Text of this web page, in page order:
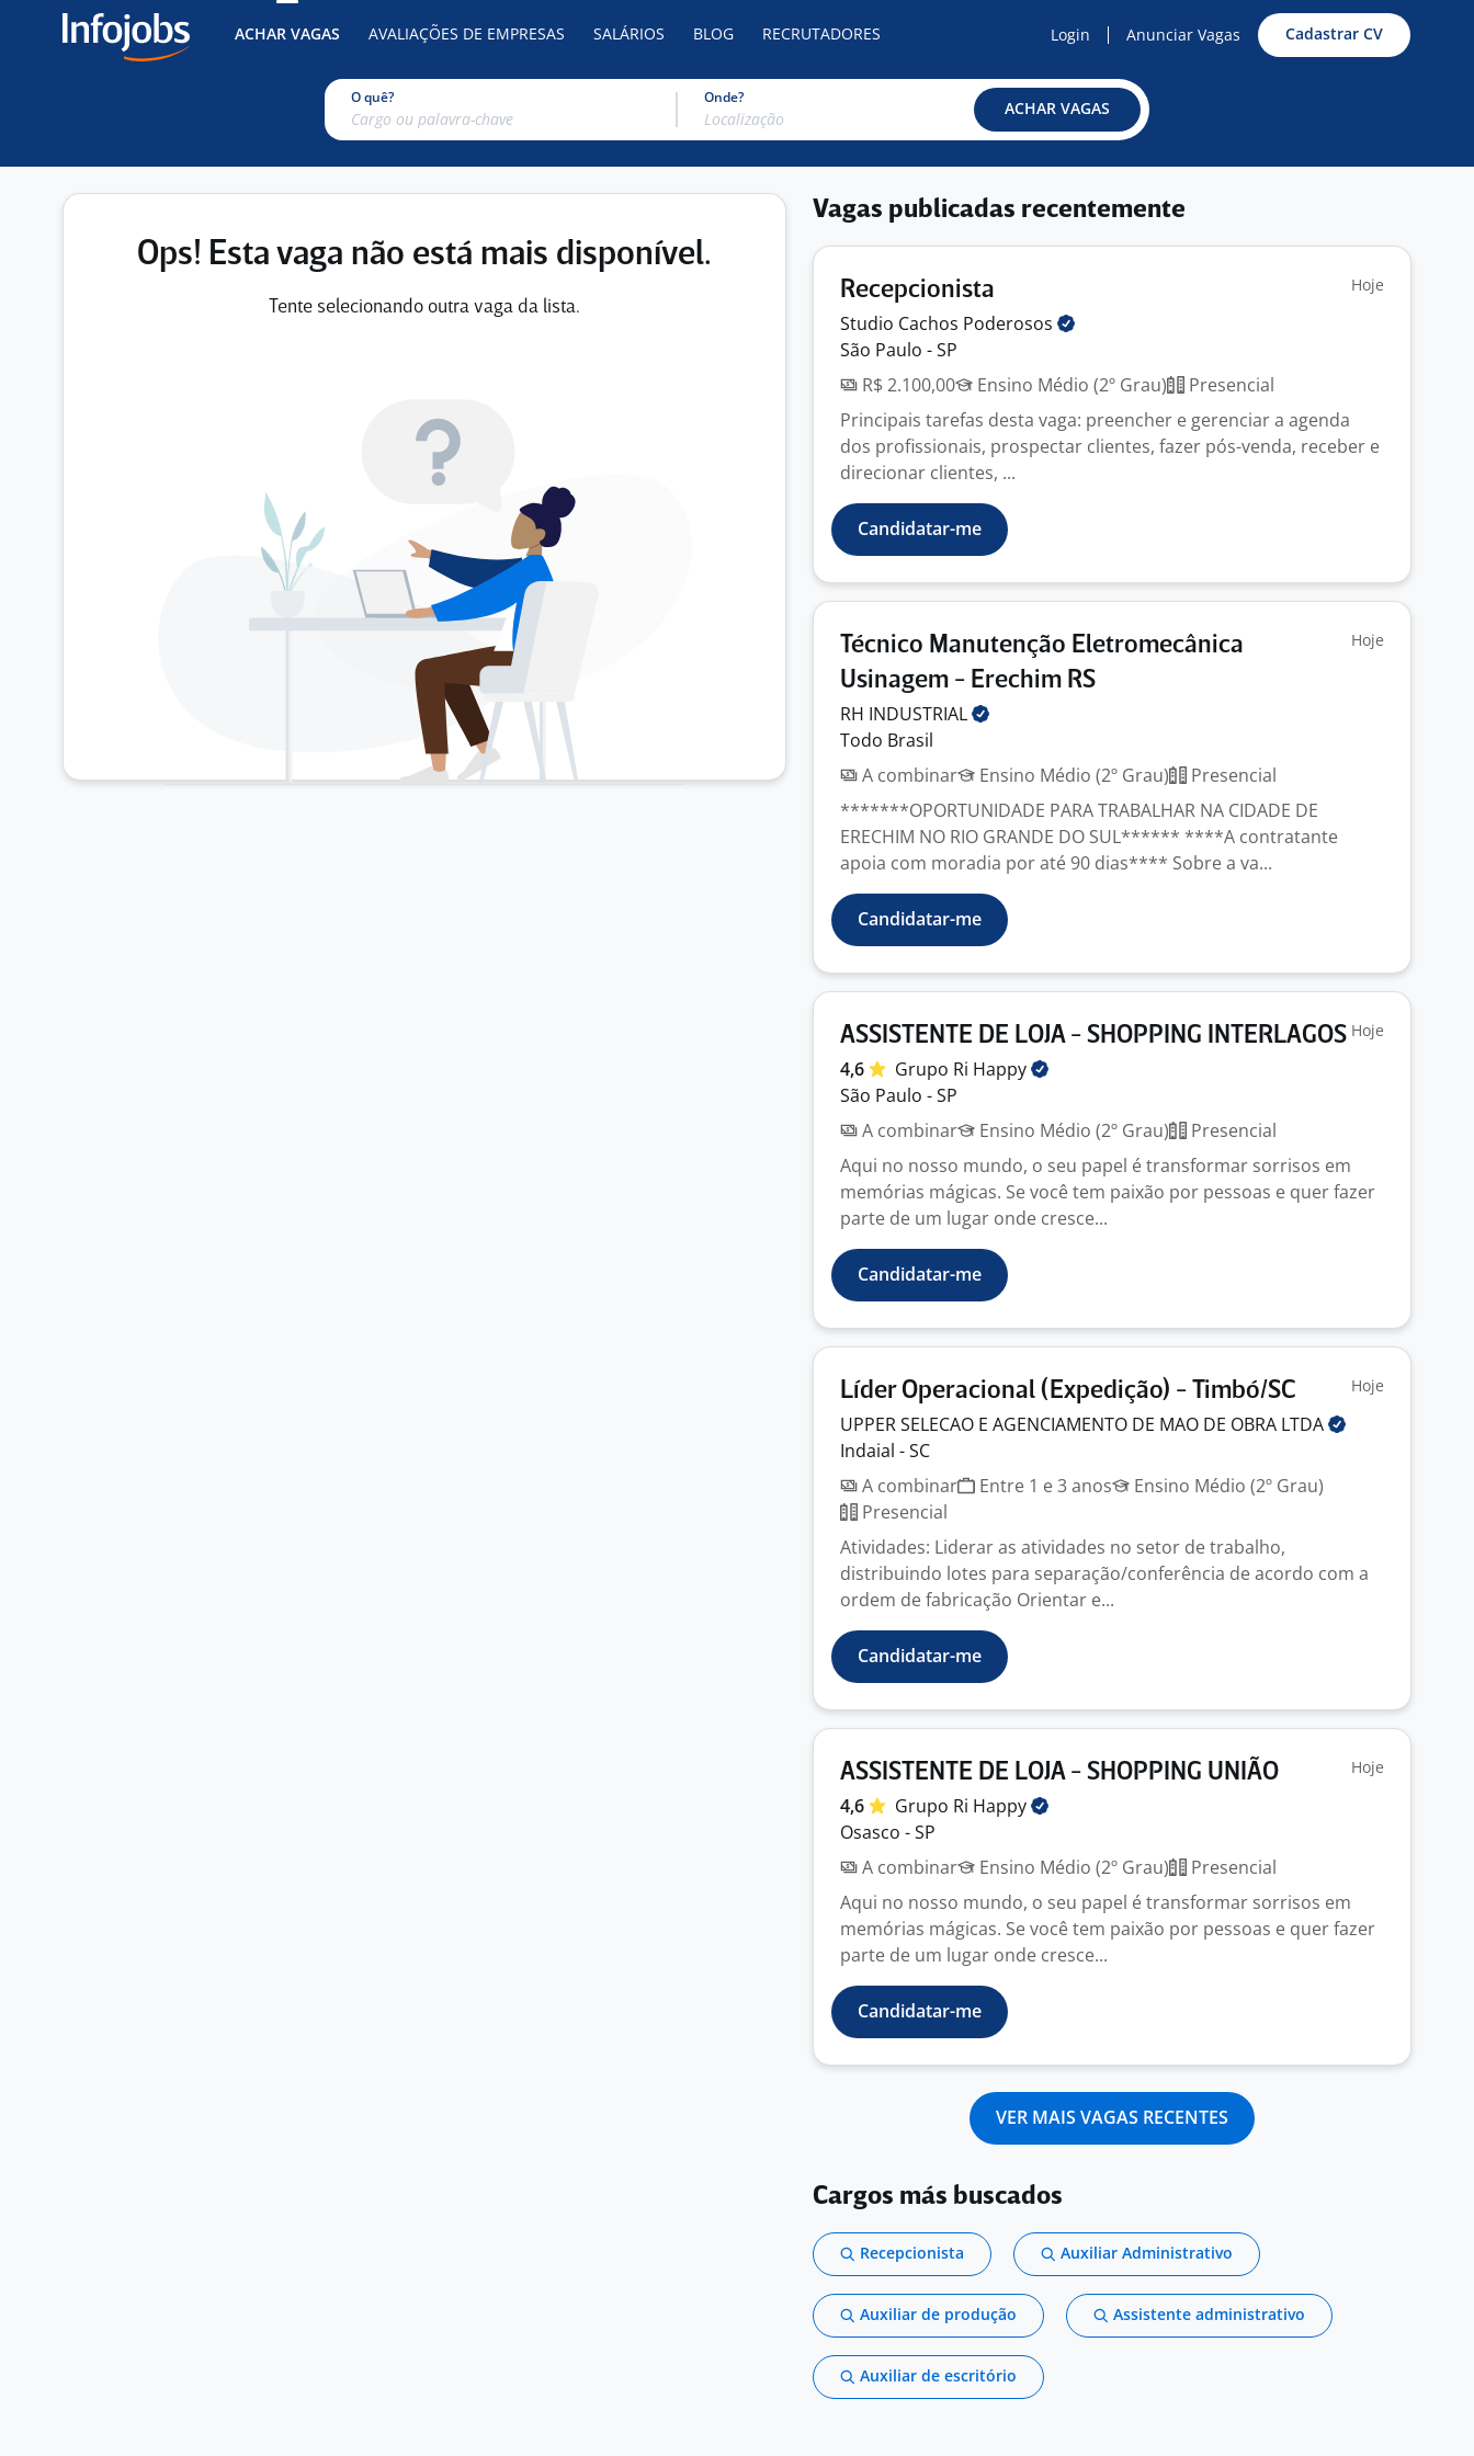
ACHAR VAGAS AVALIAÇÕES DE EMPRESAS SALÁRIOS BLOG RECRUTADORES Login Anunciar Vagas Cadastrar CV
O quê? Onde?
ACHAR VAGAS
Ops! Esta vaga não está mais disponível.
Tente selecionando outra vaga da lista.
Vagas publicadas recentemente
Recepcionista Hoje
Studio Cachos Poderosos
São Paulo - SP
R$ 2.100,00
Ensino Médio (2º Grau)
Presencial
Principais tarefas desta vaga: preencher e gerenciar a agenda
dos profissionais, prospectar clientes, fazer pós-venda, receber e
direcionar clientes, ...
Candidatar-me
Técnico Manutenção Eletromecânica
Usinagem - Erechim RS
Hoje
RH INDUSTRIAL
Todo Brasil
A combinar
Ensino Médio (2º Grau)
Presencial
*******OPORTUNIDADE PARA TRABALHAR NA CIDADE DE
ERECHIM NO RIO GRANDE DO SUL****** ****A contratante
apoia com moradia por até 90 dias**** Sobre a va...
Candidatar-me
ASSISTENTE DE LOJA - SHOPPING INTERLAGOS Hoje
4,6 Grupo Ri Happy
São Paulo - SP
A combinar
Ensino Médio (2º Grau)
Presencial
Aqui no nosso mundo, o seu papel é transformar sorrisos em
memórias mágicas. Se você tem paixão por pessoas e quer fazer
parte de um lugar onde cresce...
Candidatar-me
Líder Operacional (Expedição) - Timbó/SC Hoje
UPPER SELECAO E AGENCIAMENTO DE MAO DE OBRA LTDA
Indaial - SC
A combinar
Entre 1 e 3 anos
Ensino Médio (2º Grau)
Presencial
Atividades: Liderar as atividades no setor de trabalho,
distribuindo lotes para separação/conferência de acordo com a
ordem de fabricação Orientar e...
Candidatar-me
ASSISTENTE DE LOJA - SHOPPING UNIÃO Hoje
4,6 Grupo Ri Happy
Osasco - SP
A combinar
Ensino Médio (2º Grau)
Presencial
Aqui no nosso mundo, o seu papel é transformar sorrisos em
memórias mágicas. Se você tem paixão por pessoas e quer fazer
parte de um lugar onde cresce...
Candidatar-me
VER MAIS VAGAS RECENTES
Cargos más buscados
Recepcionista Auxiliar Administrativo
Auxiliar de produção Assistente administrativo
Auxiliar de escritório